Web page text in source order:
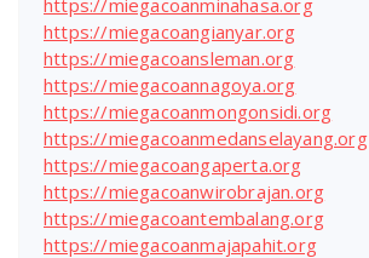
https://miegacoangianyar.org
https://miegacoansleman.org
https://miegacoannagoya.org
https://miegacoanmongonsidi.org
https://miegacoanmedanselayang.org
https://miegacoangaperta.org
https://miegacoanwirobrajan.org
https://miegacoantembalang.org
https://miegacoanmajapahit.org